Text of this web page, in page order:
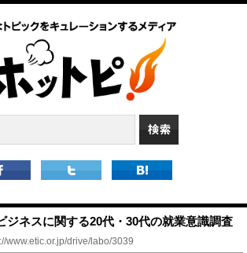
ジネスに関する20代・30代の就業意識調査
www.etic.or.jp/drive/labo/3039